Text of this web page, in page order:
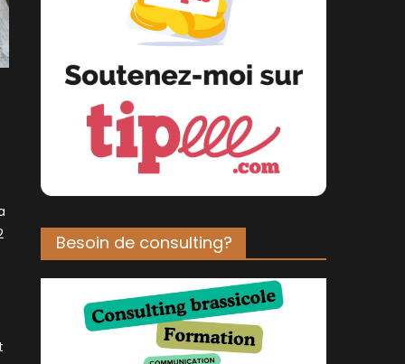
Besoin de consulting?